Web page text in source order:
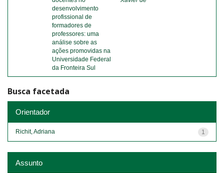
desenvolvimento
profissional de
formadores de
professores: uma
análise sobre as
ações promovidas na
Universidade Federal
da Fronteira Sul
Busca facetada
Orientador
1
Richit, Adriana
Assunto